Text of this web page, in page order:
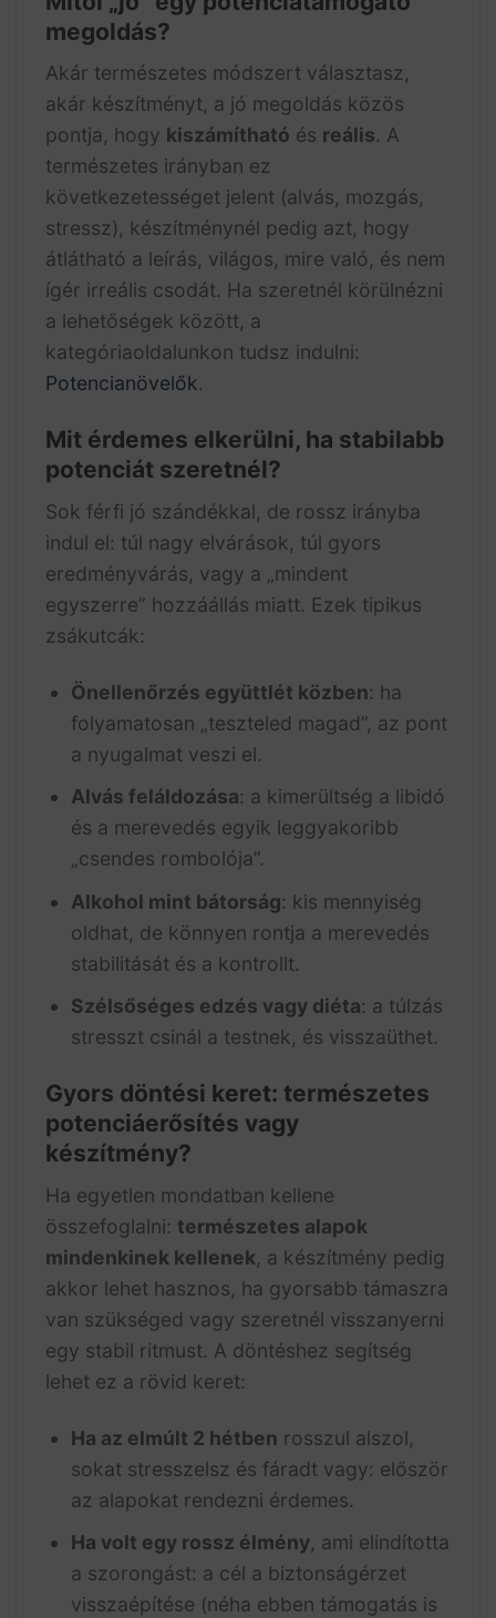
megoldás?
Akár természetes módszert választasz,
akár készítményt, a jó megoldás közös
pontja, hogy kiszámítható és reális. A
természetes irányban ez
következetességet jelent (alvás, mozgás,
stressz), készítménynél pedig azt, hogy
átlátható a leírás, világos, mire való, és nem
ígér irreális csodát. Ha szeretnél körülnézni
a lehetőségek között, a
kategóriaoldalunkon tudsz indulni:
Potencianövelők.
Mit érdemes elkerülni, ha stabilabb
potenciát szeretnél?
Sok férfi jó szándékkal, de rossz irányba
indul el: túl nagy elvárások, túl gyors
eredményvárás, vagy a „mindent
egyszerre” hozzáállás miatt. Ezek tipikus
zsákutcák:
Önellenőrzés együttlét közben: ha
folyamatosan „teszteled magad”, az pont
a nyugalmat veszi el.
Alvás feláldozása: a kimerültség a libidó
és a merevedés egyik leggyakoribb
„csendes rombolója”.
Alkohol mint bátorság: kis mennyiség
oldhat, de könnyen rontja a merevedés
stabilitását és a kontrollt.
Szélsőséges edzés vagy diéta: a túlzás
stresszt csinál a testnek, és visszaüthet.
Gyors döntési keret: természetes
potenciáerősítés vagy
készítmény?
Ha egyetlen mondatban kellene
összefoglalni:természetes alapok
mindenkinek kellenek, a készítmény pedig
akkor lehet hasznos, ha gyorsabb támaszra
van szükséged vagy szeretnél visszanyerni
egy stabil ritmust. A döntéshez segítség
lehet ez a rövid keret:
Ha az elmúlt 2 hétben rosszul alszol,
sokat stresszelsz és fáradt vagy: először
az alapokat rendezni érdemes.
Ha volt egy rossz élmény, ami elindította
a szorongást: a cél a biztonságérzet
visszaépítése (néha ebben támogatás is